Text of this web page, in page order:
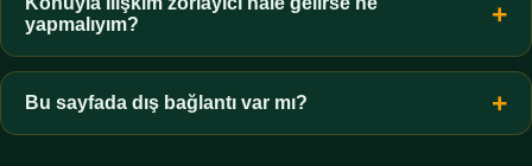
zorunluluktur.
yapmalıyım?
Zaman sınırı koyun, harcadığınız süreyi ölçün ve gerekirse
profesyonel destek alın. Türkiye'de ücretsiz danışma hatları
mevcuttur; yardım istemek güçlü bir adımdır.
Bu sayfada dış bağlantı var mı?